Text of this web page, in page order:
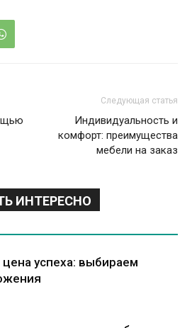
Следующая статья
Индивидуальность и
комфорт: преимущества
мебели на заказ
ИНТЕРЕСНО
успеха: выбираем